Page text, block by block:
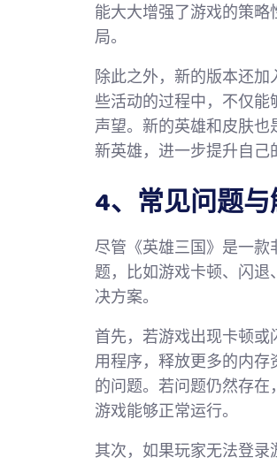
能大大增强了游戏的策
局。
除此之外，新的版本还
些活动的过程中，不仅能
声望。新的英雄和皮肤
新英雄，进一步提升自己
4、常见问题
尽管《英雄三国》是一款
题，比如游戏卡顿、闪
决方案。
首先，若游戏出现卡顿
用程序，释放更多的内
的问题。若问题仍然存
游戏能够正常运行。
其次，如果玩家无法登